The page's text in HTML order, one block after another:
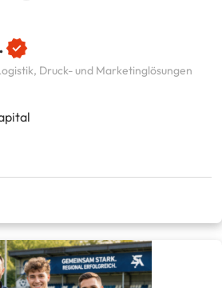
Druck- und Marketinglösungen